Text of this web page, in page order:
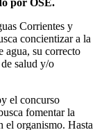
Corrientes y
concientizar a la
agua, su correcto
salud y/o
el concurso
fomentar la
el organismo. Hasta